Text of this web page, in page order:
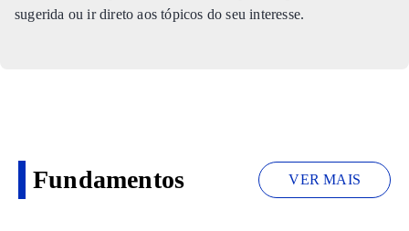
sugerida ou ir direto aos tópicos do seu interesse.
Fundamentos VER MAIS